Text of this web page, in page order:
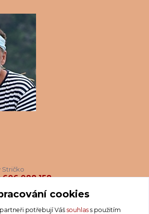
Stričko
606 088 158
cookies
potřebují Váš souhlass použitím